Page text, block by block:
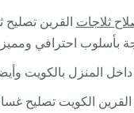
ثلاجات القرين
بأسلوب احترافي ومميز
داخل المنزل بالكويت
القرين الكويت تصليح